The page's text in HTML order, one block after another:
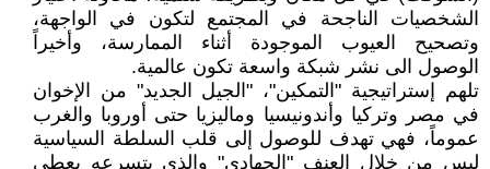
الشخصيات الناجحة في المجتمع لتكون في الواجهة،
وتصحيح العيوب الموجودة أثناء الممارسة، وأخيراً
الوصول الى نشر شبكة واسعة تكون عالمية.
تلهم إستراتيجية "التمكين"، "الجيل الجديد" من الإخوان
في مصر وتركيا وأندونيسيا وماليزيا حتى أوروبا والغرب
عموماً، فهي تهدف للوصول إلى قلب السلطة السياسية
ليس من خلال العنف "الجهادي" والذي بتسرعه يعطي